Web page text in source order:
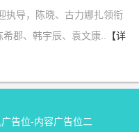
执导，陈晓、古力娜扎领衔
郡、韩宇辰、袁文康..
【详
告位-内容广告位二